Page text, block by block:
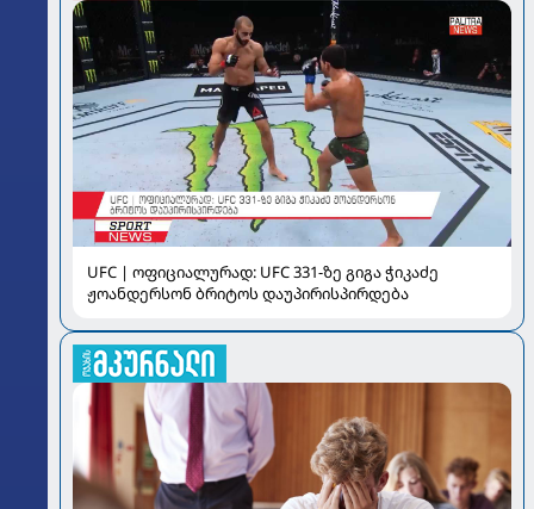
UFC | ოფიციალურად: UFC 331-ზე გიგა ჭიკაძე
ჟოანდერსონ ბრიტოს დაუპირისპირდება